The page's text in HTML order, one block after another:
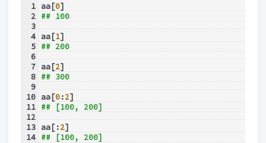
1
2
3
4
5
6
7
8
9
10
11
12
13
14
aa[0]
## 100
aa[1]
## 200
aa[2]
## 300
aa[0:2]
## [100, 200]
aa[:2]
## [100, 200]